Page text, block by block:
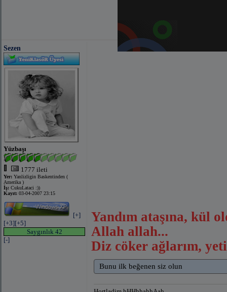
Sezen
Yüzbaşı
1777 ileti
Yer: Yanlizligin Baskentinden (
Amerika )
İş: CukuLataci :))
Kayıt: 03-04-2007 23:15
[+]
[+3][+5]
Saygınlık 42
[-]
Yandım ataşına, kül
Allah allah...
Diz cöker ağlarım,
Bunu ilk beğenen siz olun